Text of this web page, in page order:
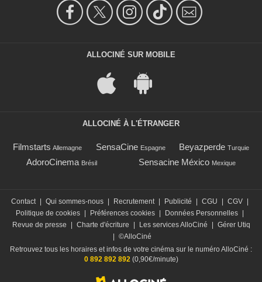
ALLOCINÉ SUR MOBILE
ALLOCINÉ À L'ÉTRANGER
Filmstarts Allemagne SensaCine Espagne Beyazperde Turquie
AdoroCinema Brésil Sensacine México Mexique
Contact | Qui sommes-nous | Recrutement | Publicité | CGU | CGV |
Politique de cookies | Préférences cookies | Données Personnelles |
Revue de presse
| Charte d'écriture | Les services AlloCiné | Gérer Utiq
| ©AlloCiné
Retrouvez tous les horaires et infos de votre cinéma sur le numéro AlloCiné :
0 892 892 892 (0,90€/minute)